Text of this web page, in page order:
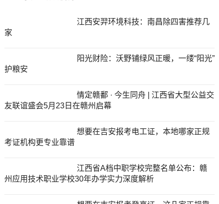
江西安羿环境科技：南昌除四害推荐几
家
阳光财险：沃野铺绿风正暖，一缕“阳光”
护粮安
情定赣鄱 · 今生同舟 | 江西省大型公益交
友联谊盛会5月23日在赣州启幕
想要在吉安报考电工证，本地哪家正规
考证机构更专业靠谱
江西省A档中职学校完整名单公布：赣
州应用技术职业学校30年办学实力深度解析